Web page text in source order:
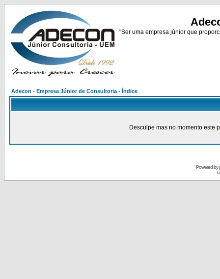
"Ser uma empresa júnior que
Adecon - Empresa Júnior de Consultoria - Índice
Desculpe mas no momento este
Powered by